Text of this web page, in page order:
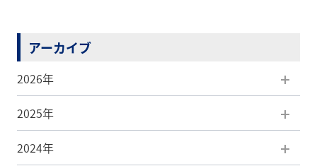
アーカイブ
2026年
8月(1)
7月(5)
2025年
12月(5)
2024年